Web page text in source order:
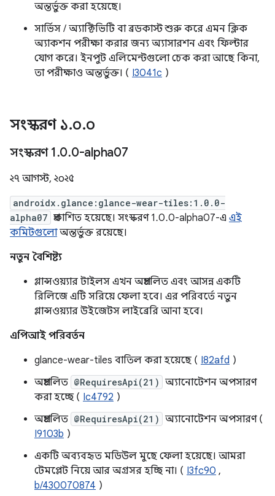
অন্তর্ভুক্ত করা হয়েছে।
সার্ভিস / অ্যাক্টিভিটি বা ব্রডকাস্ট শুরু করে এমন ক্লিক
অ্যাকশন পরীক্ষা করার জন্য অ্যাসারশন এবং ফিল্টার
যোগ করে। ইনপুট এলিমেন্টগুলো চেক করা আছে কিনা,
তা পরীক্ষাও অন্তর্ভুক্ত। ( I3041c )
সংস্করণ ১.০.০
সংস্করণ 1.0.0-alpha07
২৭ আগস্ট, ২০২৫
androidx.glance:glance-wear-tiles:1.0.0-
alpha07 প্রকাশিত হয়েছে। সংস্করণ 1.0.0-alpha07-এ এই
কমিটগুলোঅন্তর্ভুক্ত রয়েছে।
নতুন বৈশিষ্ট্য
গ্লান্সওয়্যার টাইলস এখন অপ্রচলিত এবং আসন্ন একটি
রিলিজে এটি সরিয়ে ফেলা হবে। এর পরিবর্তে নতুন
গ্লান্সওয়্যার উইজেটস লাইব্রেরি আনা হবে।
এপিআই পরিবর্তন
glance-wear-tiles বাতিল করা হয়েছে ( I82afd )
অপ্রচলিত @RequiresApi(21) অ্যানোটেশন অপসারণ
করা হচ্ছে ( Ic4792 )
অপ্রচলিত @RequiresApi(21) অ্যানোটেশন অপসারণ (
I9103b )
একটি অব্যবহৃত মডিউল মুছে ফেলা হয়েছে। আমরা
টেমপ্লেট নিয়ে আর অগ্রসর হচ্ছি না। ( I3fc90 ,
b/430070874 )